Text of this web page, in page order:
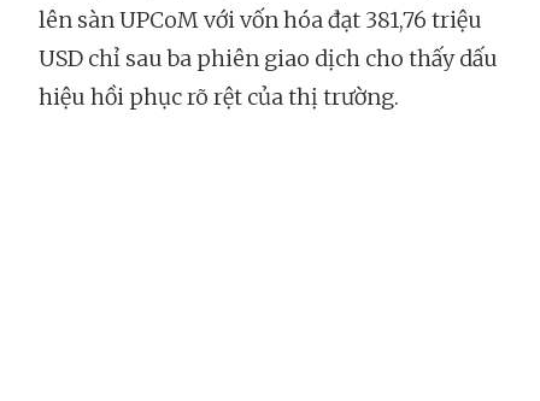
lên sàn UPCoM với vốn hóa đạt 381,76 triệu
USD chỉ sau ba phiên giao dịch cho thấy dấu
hiệu hồi phục rõ rệt của thị trường.